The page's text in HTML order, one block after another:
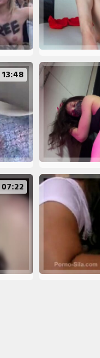
13:48
07:22